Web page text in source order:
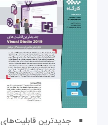
جدیدترین قابلیت‌های Visual Studio 2019